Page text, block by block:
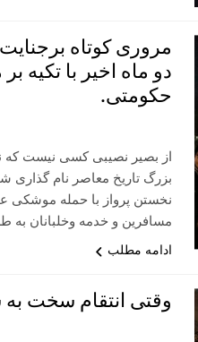
مروری کوتاه
دو ماه اخیر با تکیه
حکومتی.
از بصیر نصیبی کسی نیست که
بزرگ تاریخ معاصر نام گذاری
نخستن پرواز با حمله
مسافرین و خدمه وخلبانان به
ادامه مطلب
وقتی انتقام سخت